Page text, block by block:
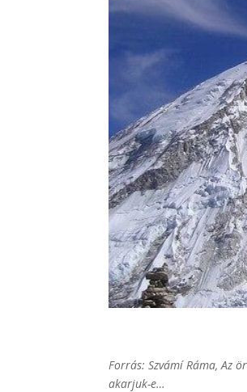
Forrás: Szvámí Ráma, Az
akarjuk-e…